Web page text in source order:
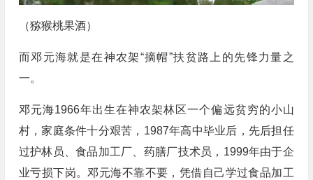
（猕猴桃果酒）
而邓元海就是在神农架“摘帽”扶贫路上的先锋力量之
一。
邓元海1966年出生在神农架林区一个偏远贫穷的小山
村，家庭条件十分艰苦，1987年高中毕业后，先后担任
过护林员、食品加工厂、药膳厂技术员，1999年由于企
业亏损下岗。邓元海不靠不要，凭借自己学过食品加工